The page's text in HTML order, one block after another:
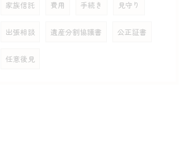
家族信託 費用 手続き 見守り
出張相談 遺産分割協議書 公正証書
任意後見